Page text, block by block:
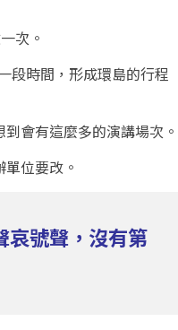
次。
段時間，形成環島的行程
會有這麼多的演講場次。
位要改。
哀號聲，沒有第